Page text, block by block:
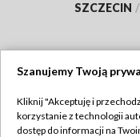
SZCZECIN /
Szanujemy Twoją
Kliknij "Akceptuję i
korzystanie z technologii
dostęp do informacji na